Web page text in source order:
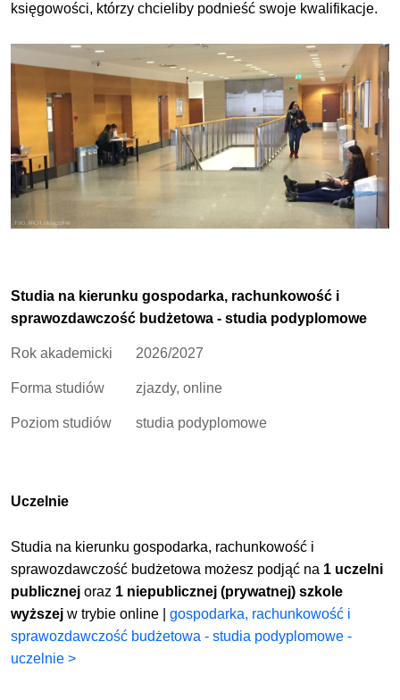
księgowości, którzy chcieliby podnieść swoje kwalifikacje.
Studia na kierunku gospodarka, rachunkowość i
sprawozdawczość budżetowa - studia podyplomowe
Rok akademicki 2026/2027
Forma studiów zjazdy, online
Poziom studiów studia podyplomowe
Uczelnie
Studia na kierunku gospodarka, rachunkowość i
sprawozdawczość budżetowa możesz podjąć na 1 uczelni
publicznej oraz 1 niepublicznej (prywatnej) szkole
wyższej w trybie online |gospodarka, rachunkowość i
sprawozdawczość budżetowa - studia podyplomowe -
uczelnie >